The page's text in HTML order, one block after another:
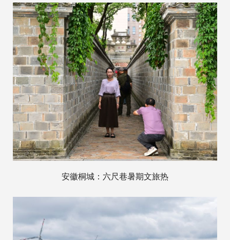
安徽桐城：六尺巷暑期文旅热